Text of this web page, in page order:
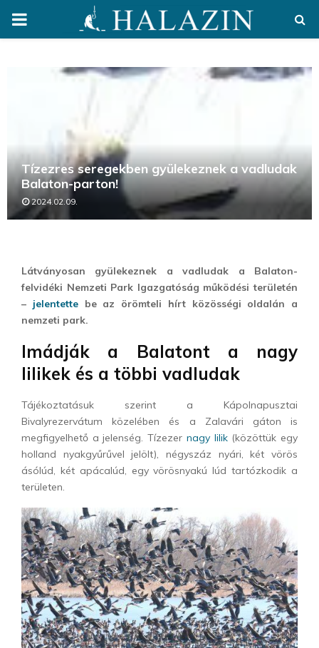
PRIMARY
Tízezres seregekben gyülekeznek a vadludak
Balaton-parton!
2024.02.09.
Látványosan gyülekeznek a vadludak a Balaton-
felvidéki Nemzeti Park Igazgatóság működési területén
– jelentettebe az örömteli hírt közösségi oldalán a
nemzeti park.
Imádják a Balatont a nagy
lilikek és a többi vadludak
Tájékoztatásuk szerint a Kápolnapusztai
Bivalyrezervátum közelében és a Zalavári gáton is
megfigyelhető a jelenség. Tízezer nagy lilik(közöttük egy
holland nyakgyűrűvel jelölt), négyszáz nyári, két vörös
ásólúd, két apácalúd, egy vörösnyakú lúd tartózkodik a
területen.